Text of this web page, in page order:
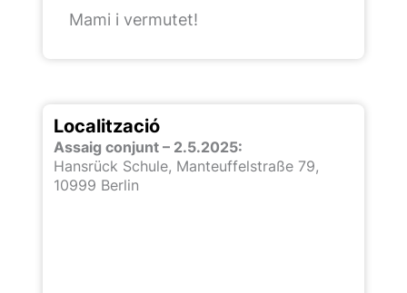
Mami i vermutet!
Localització
Assaig conjunt – 2.5.2025:
Hansrück Schule, Manteuffelstraße 79,
10999 Berlin